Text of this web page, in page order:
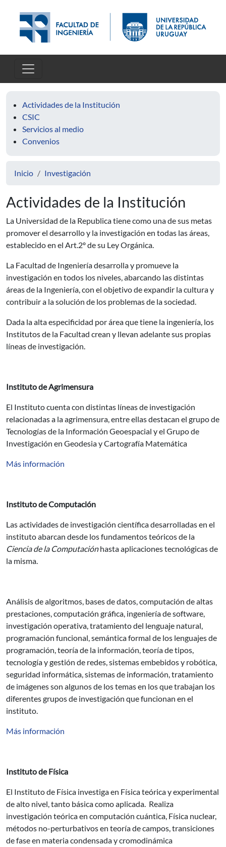
Actividades de la Institución
CSIC
Servicios al medio
Convenios
Inicio Investigación
Actividades de la Institución
La Universidad de la Republica tiene como una de sus metas
promover el desarrollo y la investigación en todas las áreas,
establecido en el Art.2º de su Ley Orgánica.
La Facultad de Ingeniería desarrolla y promueve la
investigación en todos los niveles, abarcando las distintas
áreas de la Ingeniería, con el objetivo de expandir la cultura y
contribuir a la solución de los problemas de la sociedad.
Dada la alta especificidad por área que tiene la ingeniería, los
Institutos de la Facultad crean y llevan adelante sus propias
líneas de investigación.
Instituto de Agrimensura
El Instituto cuenta con distintas líneas de investigación
relacionadas a la agrimensura, entre ellas destacan el grupo de
Tecnologías de la Información Geoespacial y el Grupo de
Investigación en Geodesia y Cartografía Matemática
Más información
Instituto de Computación
Las actividades de investigación científica desarrolladas en el
instituto abarcan desde los fundamentos teóricos de la
Ciencia de la Computaciónhasta aplicaciones tecnológicas de
la misma.
Análisis de algoritmos, bases de datos, computación de altas
prestaciones, computación gráfica, ingeniería de software,
investigación operativa, tratamiento del lenguaje natural,
programación funcional, semántica formal de los lenguajes de
programación, teoría de la información, teoría de tipos,
tecnología y gestión de redes, sistemas embebidos y robótica,
seguridad informática, sistemas de información, tratamiento
de imágenes son algunos de los temas en los que trabajan los
diferentes grupos de investigación que funcionan en el
instituto.
Más información
Instituto de Física
El Instituto de Física investiga en Física teórica y experimental
de alto nivel, tanto básica como aplicada. Realiza
investigación teórica en computación cuántica, Física nuclear,
métodos no-perturbativos en teoría de campos, transiciones
de fase en materia condensada y cromodinámica